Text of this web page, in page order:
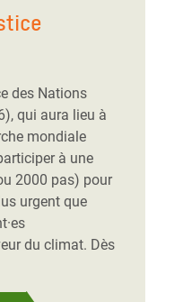
des Nations
qui aura lieu à
mondiale
à une
2000 pas) pour
urgent que
du climat. Dès